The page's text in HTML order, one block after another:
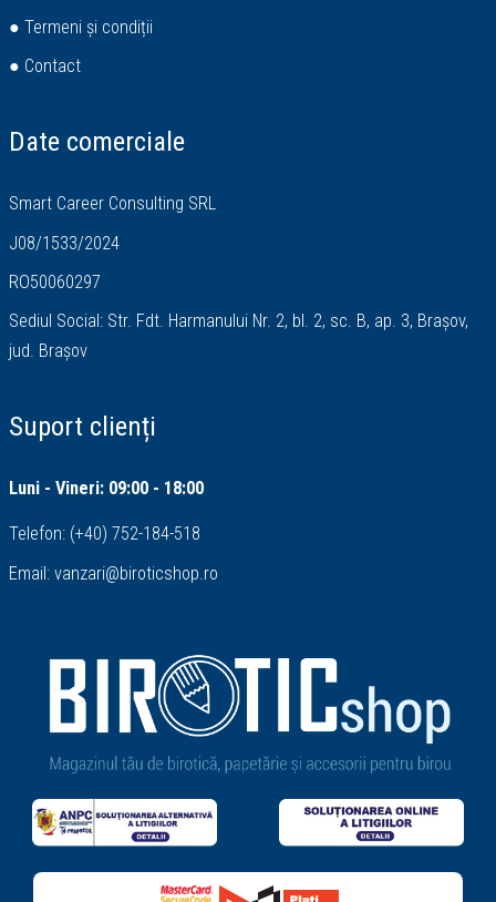
● Termeni și condiții
● Contact
Date comerciale
Smart Career Consulting SRL
J08/1533/2024
RO50060297
Sediul Social: Str. Fdt. Harmanului Nr. 2, bl. 2, sc. B, ap. 3, Brașov,
jud. Brașov
Suport clienți
Luni - Vineri: 09:00 - 18:00
Telefon: (+40) 752-184-518
Email: vanzari@biroticshop.ro